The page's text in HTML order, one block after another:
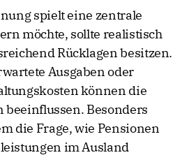
spielt eine zentrale
möchte, sollte realistisch
Rücklagen besitzen.
Ausgaben oder
können die
Besonders
die Frage, wie Pensionen
im Ausland